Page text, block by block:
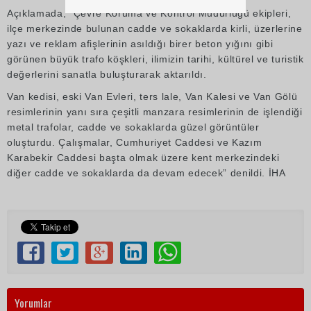
Açıklamada, “Çevre Koruma ve Kontrol Müdürlüğü ekipleri,
ilçe merkezinde bulunan cadde ve sokaklarda kirli, üzerlerine
yazı ve reklam afişlerinin asıldığı birer beton yığını gibi
görünen büyük trafo köşkleri, ilimizin tarihi, kültürel ve turistik
değerlerini sanatla buluşturarak aktarıldı.
Van kedisi, eski Van Evleri, ters lale, Van Kalesi ve Van Gölü
resimlerinin yanı sıra çeşitli manzara resimlerinin de işlendiği
metal trafolar, cadde ve sokaklarda güzel görüntüler
oluşturdu. Çalışmalar, Cumhuriyet Caddesi ve Kazım
Karabekir Caddesi başta olmak üzere kent merkezindeki
diğer cadde ve sokaklarda da devam edecek” denildi. İHA
Yorumlar